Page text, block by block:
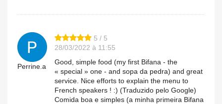
Perrine.a
5 / 5
28/03/2022 à 11:55
Good, simple food (my first Bifana - the
« special » one - and sopa da pedra) and great
service. Nice efforts to explain the menu to
French speakers ! :) (Traduzido pelo Google)
Comida boa e simples (a minha primeira Bifana